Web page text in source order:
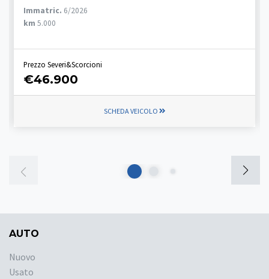
Immatric. 6/2026
km 5.000
Prezzo Severi&Scorcioni
€46.900
SCHEDA VEICOLO
AUTO
Nuovo
Usato